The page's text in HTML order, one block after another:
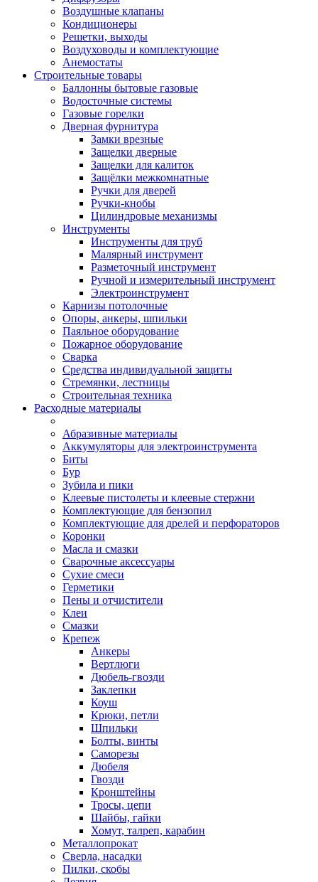
Воздушные клапаны
Кондиционеры
Решетки, выходы
Воздуховоды и комплектующие
Анемостаты
Строительные товары
Баллонны бытовые газовые
Водосточные системы
Газовые горелки
Дверная фурнитура
Замки врезные
Защелки дверные
Защелки для калиток
Защёлки межкомнатные
Ручки для дверей
Ручки-кнобы
Цилиндровые механизмы
Инструменты
Инструменты для труб
Малярный инструмент
Разметочный инструмент
Ручной и измерительный инструмент
Электроинструмент
Карнизы потолочные
Опоры, анкеры, шпильки
Паяльное оборудование
Пожарное оборудование
Сварка
Средства индивидуальной защиты
Стремянки, лестницы
Строительная техника
Расходные материалы
Абразивные материалы
Аккумуляторы для электроинструмента
Биты
Бур
Зубила и пики
Клеевые пистолеты и клеевые стержни
Комплектующие для бензопил
Комплектующие для дрелей и перфораторов
Коронки
Масла и смазки
Сварочные аксессуары
Сухие смеси
Герметики
Пены и отчистители
Клеи
Смазки
Крепеж
Анкеры
Вертлюги
Дюбель-гвозди
Заклепки
Коуш
Крюки, петли
Шпильки
Болты, винты
Саморезы
Дюбеля
Гвозди
Кронштейны
Тросы, цепи
Шайбы, гайки
Хомут, талреп, карабин
Металлопрокат
Сверла, насадки
Пилки, скобы